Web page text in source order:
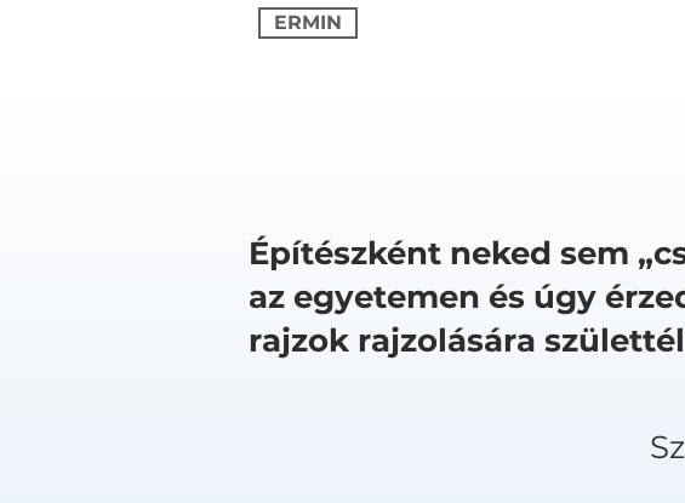
ERMIN
Építészként neked sem
az egyetemen és úgy
rajzok rajzolására